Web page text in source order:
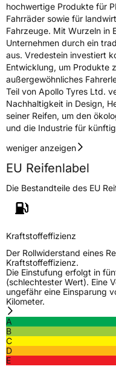
hochwertige Produkte für
Fahrräder sowie für
Fahrzeuge. Mit Wurzeln in
Unternehmen durch ein
aus. Vredestein investiert
Entwicklung, um Produkte
außergewöhnliches
Teil von Apollo Tyres Ltd.
Nachhaltigkeit in Design,
seiner Reifen, um den
und die Industrie für
weniger anzeigen
EU Reifenlabel
Die Bestandteile des EU
Kraftstoffeffizienz
Der Rollwiderstand eines
Kraftstoffeffizienz.
Die Einstufung erfolgt in
(schlechtester Wert). Eine
ungefähr eine Einsparung
Kilometer.
A
B
C
D
E